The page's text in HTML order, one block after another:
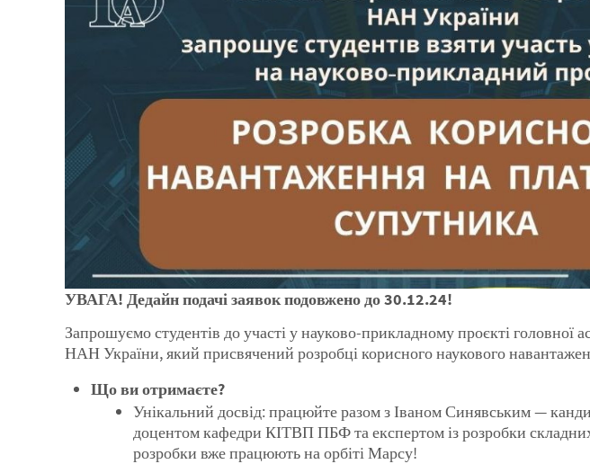
УВАГА! Дедайн подачі заявок подовжено до 30.12.24!
Запрошуємо студентів до участі у науково-прикладному проєкті головної
НАН України, який присвячений розробці корисного наукового
Що ви отримаєте?
Унікальний досвід: працюйте разом з Іваном Синявським —
доцентом кафедри КІТВП ПБФ та експертом із розробки
розробки вже працюють на орбіті Марсу!